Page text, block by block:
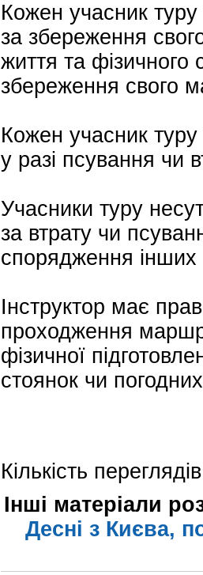
Кожен учасник туру
за збереження
життя та фізичного
збереження свого
Кожен учасник туру
у разі псування чи
Учасники туру
за втрату чи
спорядження інших
Інструктор має
проходження
фізичної
стоянок чи
Кількість
Інші матеріали
Десні з Києва,